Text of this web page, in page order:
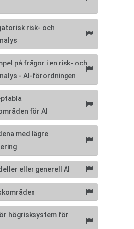
risk- och
på frågor i en risk- och
- AI-förordningen
för AI
med lägre
eller generell AI
högrisksystem för